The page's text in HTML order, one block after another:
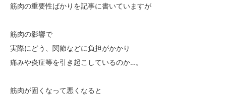
筋肉の重要性ばかりを記事に書いていますが
筋肉の影響で
実際にどう、関節などに負担がかかり
痛みや炎症等を引き起こしているのか…。
筋肉が固くなって悪くなると